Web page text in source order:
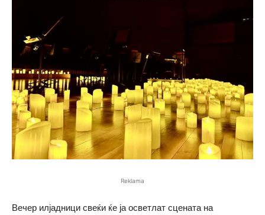
Reklama
Вечер илјадници свеќи ќе ја осветлат сцената на